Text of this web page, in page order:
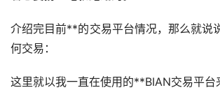
介绍完目前**的交易平台情况，那么就说
何交易：
这里就以我一直在使用的**BIAN交易平台